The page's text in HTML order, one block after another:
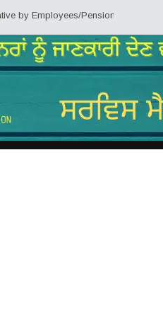
Pensioners of Punjab